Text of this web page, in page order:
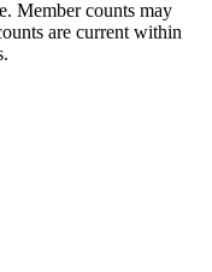
Member counts may
are current within